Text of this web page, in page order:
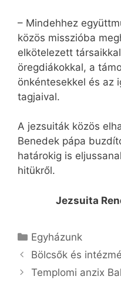
– Mindehhez
közös misszióba
elkötelezett
öregdiákokkal, a
önkéntesekkel és az
tagjaival.
A jezsuiták közös
Benedek pápa
határokig is
hitükről.
Jezsuita
Kategória
Egyházunk
Bölcsők és
Templomi anzix